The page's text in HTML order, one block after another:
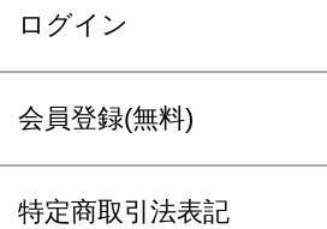
ログイン
会員登録(無料)
特定商取引法表記